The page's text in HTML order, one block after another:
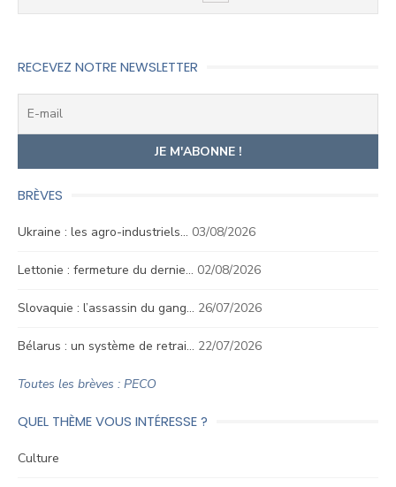
RECEVEZ NOTRE NEWSLETTER
BRÈVES
Ukraine : les agro-industriels… 03/08/2026
Lettonie : fermeture du dernie… 02/08/2026
Slovaquie : l’assassin du gang… 26/07/2026
Bélarus : un système de retrai… 22/07/2026
Toutes les brèves : PECO
QUEL THÈME VOUS INTÉRESSE ?
Culture